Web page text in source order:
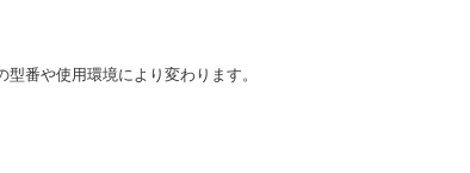
番や使用環境により変わります。